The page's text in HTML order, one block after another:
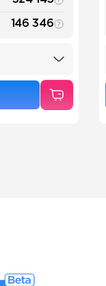
146 346